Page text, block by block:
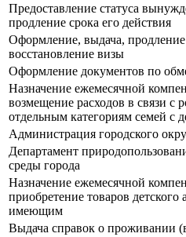
Предоставление статуса
продление срока его действия
Оформление, выдача, продление
восстановление визы
Оформление документов по
Назначение ежемесячной
возмещение расходов в связи с
отдельным категориям семей с
Администрация городского
Департамент
среды города
Назначение ежемесячной
приобретение товаров детского
имеющим
Выдача справок о проживании